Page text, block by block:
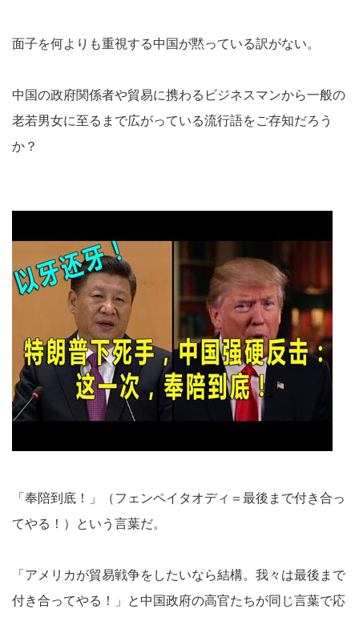
面子を何よりも重視する中国が黙っている訳がない。
中国の政府関係者や貿易に携わるビジネスマンから一般の
老若男女に至るまで広がっている流行語をご存知だろう
か？
「奉陪到底！」（フェンペイタオディ＝最後まで付き合っ
てやる！）という言葉だ。
「アメリカが貿易戦争をしたいなら結構。我々は最後まで
付き合ってやる！」と中国政府の高官たちが同じ言葉で応